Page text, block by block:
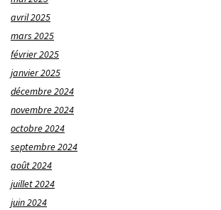
avril 2025
mars 2025
février 2025
janvier 2025
décembre 2024
novembre 2024
octobre 2024
septembre 2024
août 2024
juillet 2024
juin 2024